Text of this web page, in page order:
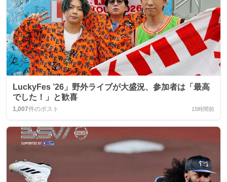
LuckyFes ’26」野外ライブが大盛況、参加者は「最高
でした！」と歓喜
1,007件のポスト 15時間前